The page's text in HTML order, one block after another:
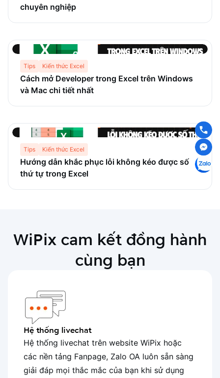
chuyên nghiệp
Tips Kiến thức Excel
Cách mở Developer trong Excel trên Windows
và Mac chi tiết nhất
Tips Kiến thức Excel
Hướng dẫn khắc phục lỗi không kéo được số
thứ tự trong Excel
WiPix cam kết đồng hành
cùng bạn
Hệ thống livechat
Hệ thống livechat trên website WiPix hoặc
các nền tảng Fanpage, Zalo OA luôn sẵn sàng
giải đáp mọi thắc mắc của bạn khi sử dụng